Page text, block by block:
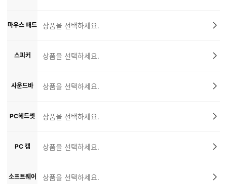
마우스 패드 상품을 선택하세요.
스피커 상품을 선택하세요.
사운드바 상품을 선택하세요.
PC헤드셋 상품을 선택하세요.
PC 캠 상품을 선택하세요.
소프트웨어 상품을 선택하세요.